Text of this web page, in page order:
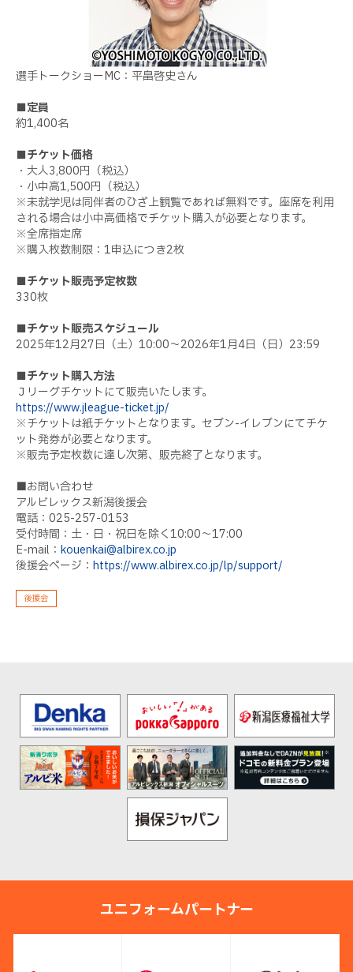
選手トークショーMC：平畠啓史さん
■定員
約1,400名
■チケット価格
・大人3,800円（税込）
・小中高1,500円（税込）
※未就学児は同伴者のひざ上観覧であれば無料です。座席を利用
される場合は小中高価格でチケット購入が必要となります。
※全席指定席
※購入枚数制限：1申込につき2枚
■チケット販売予定枚数
330枚
■チケット販売スケジュール
2025年12月27日（土）10:00～2026年1月4日（日）23:59
■チケット購入方法
Ｊリーグチケットにて販売いたします。
https://www.jleague-ticket.jp/
※チケットは紙チケットとなります。セブン-イレブンにてチケ
ット発券が必要となります。
※販売予定枚数に達し次第、販売終了となります。
■お問い合わせ
アルビレックス新潟後援会
電話：025-257-0153
受付時間：土・日・祝日を除く10:00〜17:00
E-mail： kouenkai@albirex.co.jp
後援会ページ： https://www.albirex.co.jp/lp/support/
後援会
ユニフォームパートナー